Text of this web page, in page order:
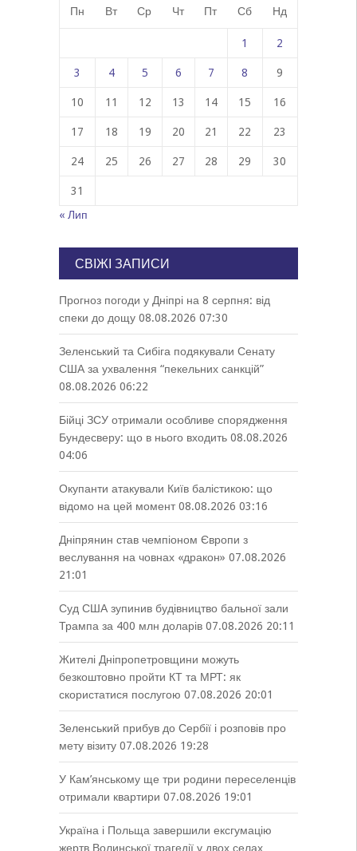
Пн Вт Ср Чт Пт Сб Нд
1 2
3 4 5 6 7 8 9
10 11 12 13 14 15 16
17 18 19 20 21 22 23
24 25 26 27 28 29 30
31
« Лип
СВІЖІ ЗАПИСИ
Прогноз погоди у Дніпрі на 8 серпня: від
спеки до дощу 08.08.2026 07:30
Зеленський та Сибіга подякували Сенату
США за ухвалення “пекельних санкцій”
08.08.2026 06:22
Бійці ЗСУ отримали особливе спорядження
Бундесверу: що в нього входить 08.08.2026
04:06
Окупанти атакували Київ балістикою: що
відомо на цей момент 08.08.2026 03:16
Дніпрянин став чемпіоном Європи з
веслування на човнах «дракон» 07.08.2026
21:01
Суд США зупинив будівництво бальної зали
Трампа за 400 млн доларів 07.08.2026 20:11
Жителі Дніпропетровщини можуть
безкоштовно пройти КТ та МРТ: як
скористатися послугою 07.08.2026 20:01
Зеленський прибув до Сербії і розповів про
мету візиту 07.08.2026 19:28
У Кам’янському ще три родини переселенців
отримали квартири 07.08.2026 19:01
Україна і Польща завершили ексгумацію
жертв Волинської трагедії у двох селах